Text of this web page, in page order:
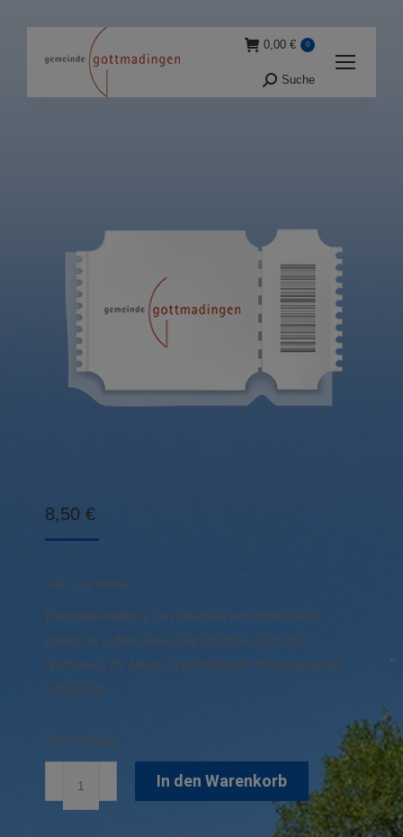
0,00 € 0
Suche:
Suche
8,50 €
inkl. 7 % MwSt.
Elternteil-Kind(er): Ein Elternteil mit mindestens
einem im selben Haushalt lebenden Kind bis
höchstens 25 Jahre, in ermäßigtem Personenkreis
aufgeführt
500 vorrätig
In den Warenkorb